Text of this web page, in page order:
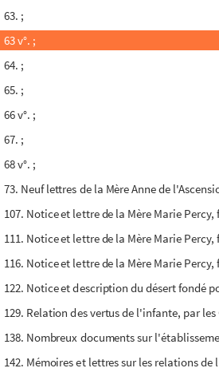
63. ;
63 v°. ;
64. ;
65. ;
66 v°. ;
67. ;
68 v°. ;
73. Neuf lettres de la Mère Anne de
107. Notice et lettre de la Mère Marie
111. Notice et lettre de la Mère Marie
116. Notice et lettre de la Mère Marie
122. Notice et description du désert fondé
129. Relation des vertus de l'infante, par
138. Nombreux documents sur
142. Mémoires et lettres sur les relations